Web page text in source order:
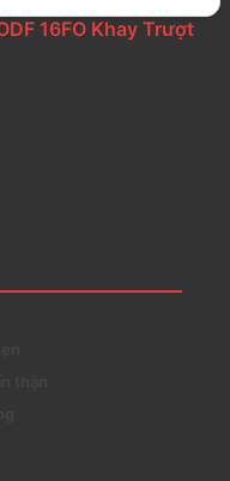
16FO Khay Trượt